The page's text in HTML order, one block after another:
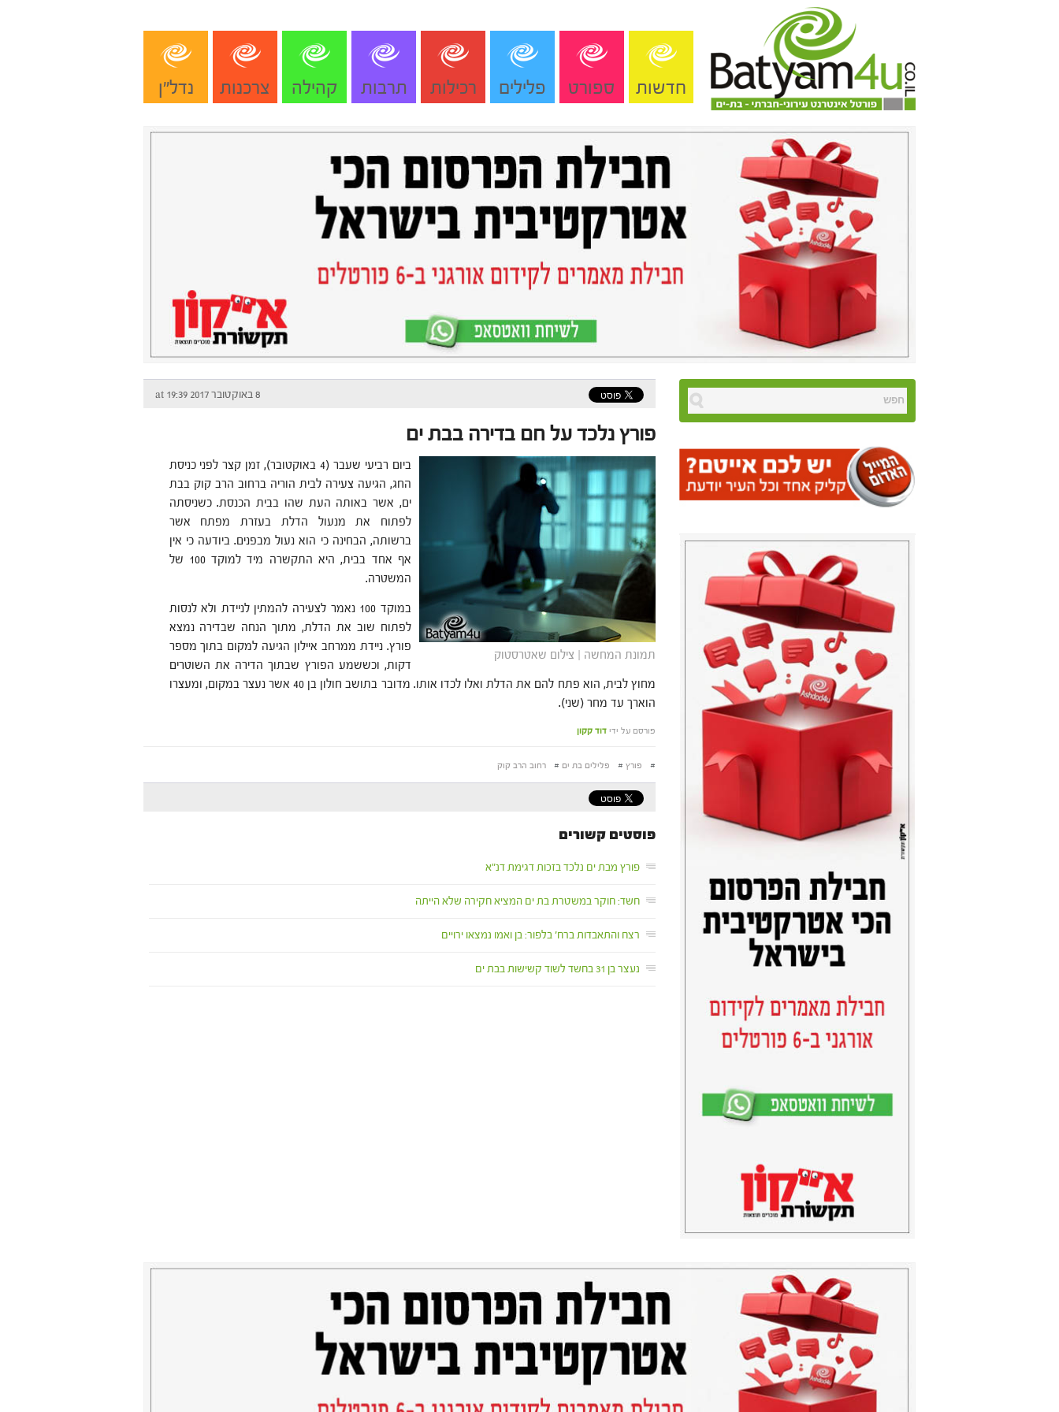
חדשות ספורט פלילים רכילות תרבות קהילה צרכנות נדל"ן
8 באוקטובר 2017 at 19:39
פורץ נלכד על חם בדירה בבת ים
תמונת המחשה | צילום שאטרסטוק
ביום רביעי שעבר (4 באוקטובר), זמן קצר לפני כניסת
החג, הגיעה צעירה לבית הוריה ברחוב הרב קוק בבת
ים, אשר באותה העת שהו בבית הכנסת. כשניסתה
לפתוח את מנעול הדלת בעזרת מפתח אשר
ברשותה, הבחינה כי הוא נעול מבפנים. ביודעה כי אין
אף אחד בבית, היא התקשרה מיד למוקד 100 של
המשטרה.
במוקד 100 נאמר לצעירה להמתין לניידת ולא לנסות
לפתוח שוב את הדלת, מתוך הנחה שבדירה נמצא
פורץ. ניידת ממרחב איילון הגיעה למקום בתוך מספר
דקות, וכששמע הפורץ שבתוך הדירה את השוטרים
מחוץ לבית, הוא פתח להם את הדלת ואלו לכדו אותו. מדובר בתושב חולון בן 40 אשר נעצר במקום, ומעצרו
הוארך עד מחר (שני).
פורסם על ידי דוד קקון
# פורץ # פלילים בת ים # רחוב הרב קוק
פוסטים קשורים
פורץ מבת ים נלכד בזכות דגימת דנ"א
חשד: חוקר במשטרת בת ים המציא חקירה שלא הייתה
רצח והתאבדות ברח' בלפור: בן ואמו נמצאו ירויים
נעצר בן 31 בחשד לשוד קשישות בבת ים